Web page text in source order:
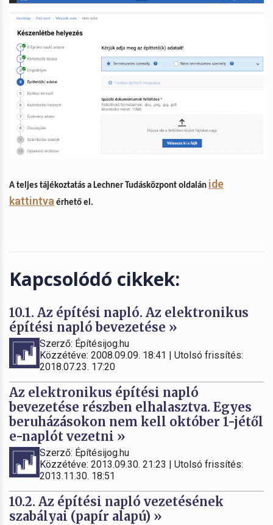
A teljes tájékoztatás a Lechner Tudásközpont oldalán ide
kattintva érhető el.
Kapcsolódó cikkek:
10.1. Az építési napló. Az elektronikus
építési napló bevezetése »
Szerző: Építésijog.hu
Közzétéve: 2008.09.09. 18:41 | Utolsó frissítés:
2018.07.23. 17:20
Az elektronikus építési napló
bevezetése részben elhalasztva. Egyes
beruházásokon nem kell október 1-jétől
e-naplót vezetni »
Szerző: Építésijog.hu
Közzétéve: 2013.09.30. 21:23 | Utolsó frissítés:
2013.11.30. 18:51
10.2. Az építési napló vezetésének
szabályai (papír alapú) »